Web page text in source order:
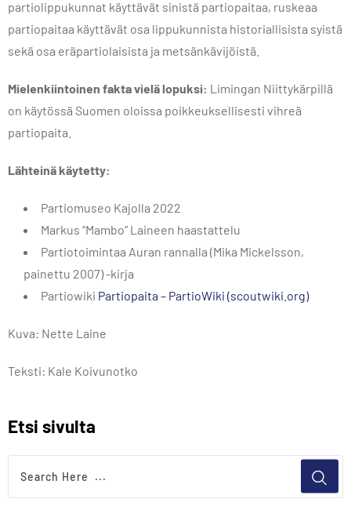
partiolippukunnat käyttävät sinistä partiopaitaa, ruskeaa
partiopaitaa käyttävät osa lippukunnista historiallisista syistä
sekä osa eräpartiolaisista ja metsänkävijöistä.
Mielenkiintoinen fakta vielä lopuksi: Limingan Niittykärpillä
on käytössä Suomen oloissa poikkeuksellisesti vihreä
partiopaita.
Lähteinä käytetty:
Partiomuseo Kajolla 2022
Markus “Mambo” Laineen haastattelu
Partiotoimintaa Auran rannalla (Mika Mickelsson,
painettu 2007) -kirja
Partiowiki Partiopaita – PartioWiki (scoutwiki.org)
Kuva: Nette Laine
Teksti: Kale Koivunotko
Etsi sivulta